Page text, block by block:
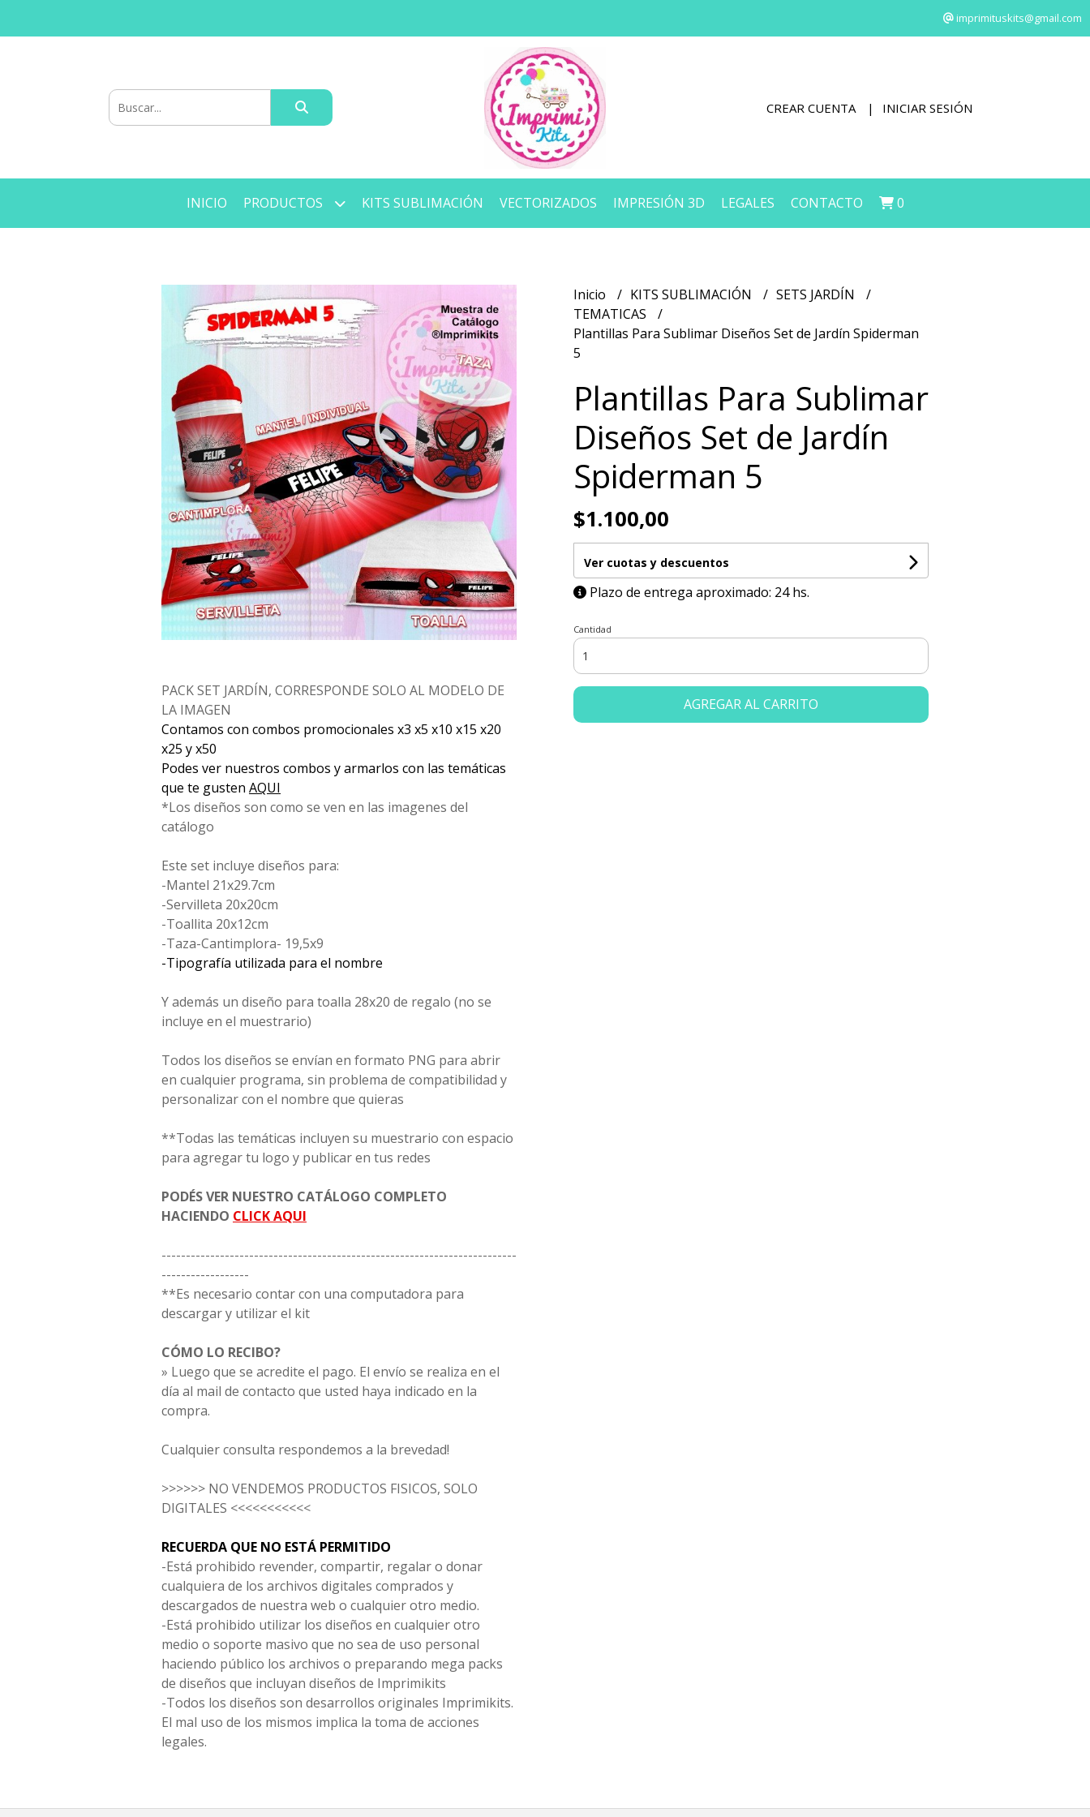
imprimituskits@gmail.com
CREAR CUENTA INICIAR SESIÓN
INICIO PRODUCTOS KITS SUBLIMACIÓN VECTORIZADOS IMPRESIÓN 3D LEGALES CONTACTO 0
PACK SET JARDÍN, CORRESPONDE SOLO AL MODELO DE
LA IMAGEN
Contamos con combos promocionales x3 x5 x10 x15 x20
x25 y x50
Podes ver nuestros combos y armarlos con las temáticas
que te gusten AQUI
*Los diseños son como se ven en las imagenes del
catálogo
Este set incluye diseños para:
-Mantel 21x29.7cm
-Servilleta 20x20cm
-Toallita 20x12cm
-Taza-Cantimplora- 19,5x9
-Tipografía utilizada para el nombre
Y además un diseño para toalla 28x20 de regalo (no se
incluye en el muestrario)
Todos los diseños se envían en formato PNG para abrir
en cualquier programa, sin problema de compatibilidad y
personalizar con el nombre que quieras
**Todas las temáticas incluyen su muestrario con espacio
para agregar tu logo y publicar en tus redes
PODÉS VER NUESTRO CATÁLOGO COMPLETO
HACIENDO CLICK AQUI
-------------------------------------------------------------------------
------------------
**Es necesario contar con una computadora para
descargar y utilizar el kit
CÓMO LO RECIBO?
» Luego que se acredite el pago. El envío se realiza en el
día al mail de contacto que usted haya indicado en la
compra.
Cualquier consulta respondemos a la brevedad!
>>>>>> NO VENDEMOS PRODUCTOS FISICOS, SOLO
DIGITALES <<<<<<<<<<<
RECUERDA QUE NO ESTÁ PERMITIDO
-Está prohibido revender, compartir, regalar o donar
cualquiera de los archivos digitales comprados y
descargados de nuestra web o cualquier otro medio.
-Está prohibido utilizar los diseños en cualquier otro
medio o soporte masivo que no sea de uso personal
haciendo público los archivos o preparando mega packs
de diseños que incluyan diseños de Imprimikits
-Todos los diseños son desarrollos originales Imprimikits.
El mal uso de los mismos implica la toma de acciones
legales.
Inicio KITS SUBLIMACIÓN
SETS JARDÍN
TEMATICAS
Plantillas Para Sublimar Diseños Set de Jardín Spiderman
5
Plantillas Para Sublimar
Diseños Set de Jardín
Spiderman 5
$1.100,00
Ver cuotas y descuentos
Plazo de entrega aproximado: 24 hs.
Cantidad
AGREGAR AL CARRITO